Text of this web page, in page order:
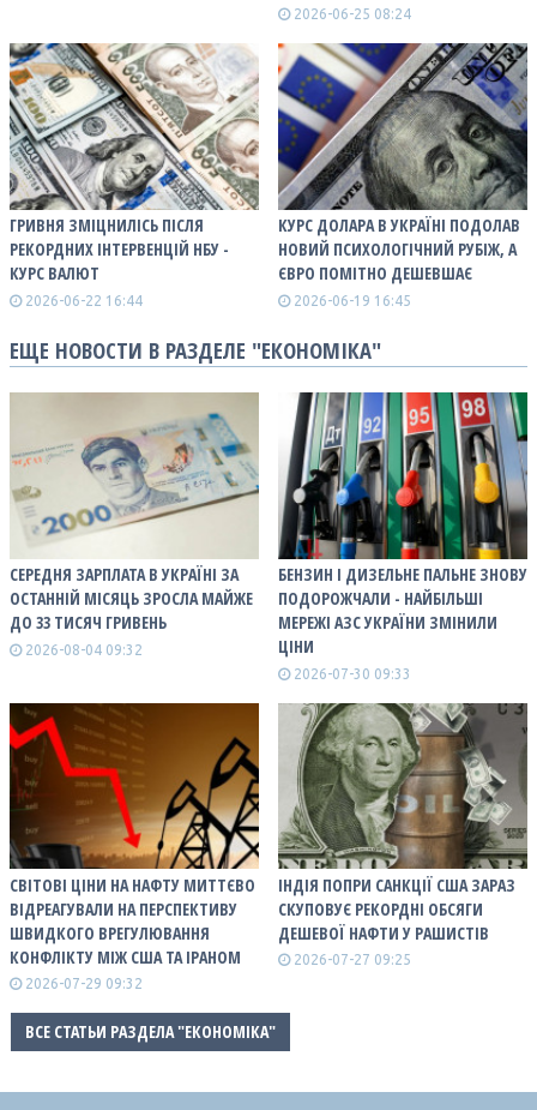
2026-06-25 08:24
ГРИВНЯ ЗМІЦНИЛІСЬ ПІСЛЯ
РЕКОРДНИХ ІНТЕРВЕНЦІЙ НБУ -
КУРС ВАЛЮТ
2026-06-22 16:44
КУРС ДОЛАРА В УКРАЇНІ ПОДОЛАВ
НОВИЙ ПСИХОЛОГІЧНИЙ РУБІЖ, А
ЄВРО ПОМІТНО ДЕШЕВШАЄ
2026-06-19 16:45
ЕЩЕ НОВОСТИ В РАЗДЕЛЕ "ЕКОНОМІКА"
СЕРЕДНЯ ЗАРПЛАТА В УКРАЇНІ ЗА
ОСТАННІЙ МІСЯЦЬ ЗРОСЛА МАЙЖЕ
ДО 33 ТИСЯЧ ГРИВЕНЬ
2026-08-04 09:32
БЕНЗИН І ДИЗЕЛЬНЕ ПАЛЬНЕ ЗНОВУ
ПОДОРОЖЧАЛИ - НАЙБІЛЬШІ
МЕРЕЖІ АЗС УКРАЇНИ ЗМІНИЛИ
ЦІНИ
2026-07-30 09:33
СВІТОВІ ЦІНИ НА НАФТУ МИТТЄВО
ВІДРЕАГУВАЛИ НА ПЕРСПЕКТИВУ
ШВИДКОГО ВРЕГУЛЮВАННЯ
КОНФЛІКТУ МІЖ США ТА ІРАНОМ
2026-07-29 09:32
ІНДІЯ ПОПРИ САНКЦІЇ США ЗАРАЗ
СКУПОВУЄ РЕКОРДНІ ОБСЯГИ
ДЕШЕВОЇ НАФТИ У РАШИСТІВ
2026-07-27 09:25
ВСЕ СТАТЬИ РАЗДЕЛА "ЕКОНОМІКА"